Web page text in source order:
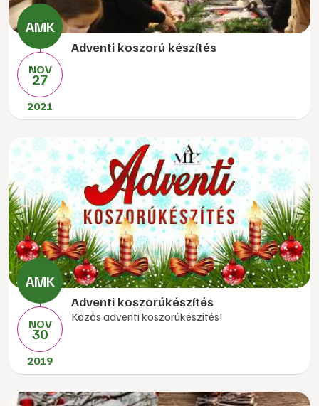
NOV
27
2021
Adventi koszorú készítés
NOV
30
2019
Adventi koszorúkészítés
Közös adventi koszorúkészítés!